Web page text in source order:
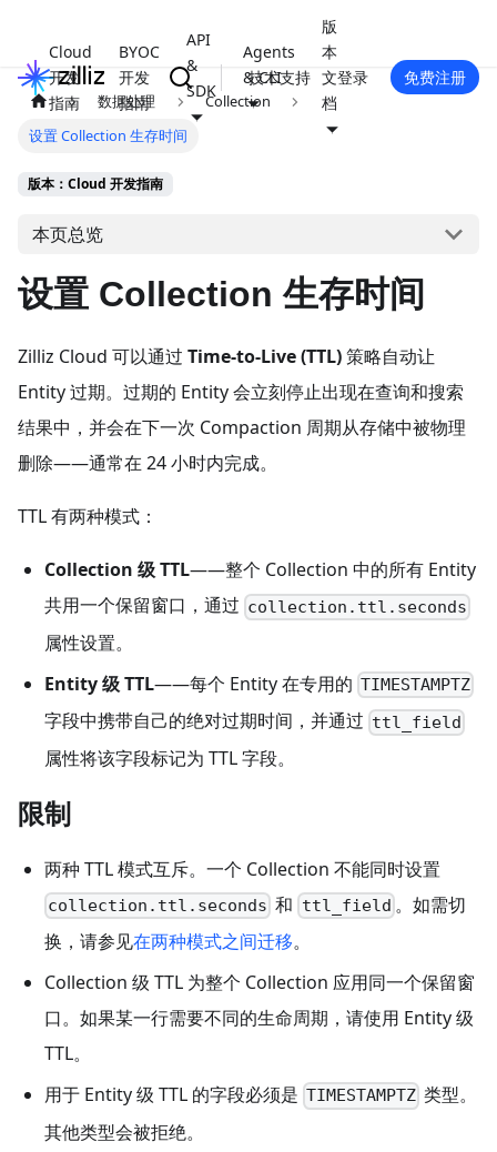
Cloud
开发
指南
BYOC
开发
指南
API
&
SDK
Agents
& CLI
版
本
文
档
技术支持 登录 免费注册
数据处理
Collection
设置 Collection 生存时间
版本：Cloud 开发指南
本页总览
设置 Collection 生存时间
Zilliz Cloud 可以通过 Time-to-Live (TTL)策略自动让
Entity 过期。过期的 Entity 会立刻停止出现在查询和搜索
结果中，并会在下一次 Compaction 周期从存储中被物理
删除——通常在 24 小时内完成。
TTL 有两种模式：
Collection 级 TTL——整个 Collection 中的所有 Entity
共用一个保留窗口，通过 collection.ttl.seconds
属性设置。
Entity 级 TTL——每个 Entity 在专用的 TIMESTAMPTZ
字段中携带自己的绝对过期时间，并通过 ttl_field
属性将该字段标记为 TTL 字段。
限制
两种 TTL 模式互斥。一个 Collection 不能同时设置
collection.ttl.seconds 和 ttl_field 。如需切
换，请参见在两种模式之间迁移。
Collection 级 TTL 为整个 Collection 应用同一个保留窗
口。如果某一行需要不同的生命周期，请使用 Entity 级
TTL。
用于 Entity 级 TTL 的字段必须是 TIMESTAMPTZ 类型。
其他类型会被拒绝。